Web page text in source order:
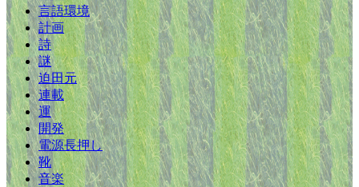
言語環境
計画
詩
謎
迫田元
連載
運
開発
電源長押し
靴
音楽